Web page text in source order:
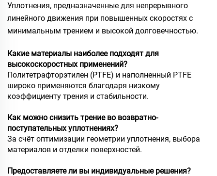
Уплотнения, предназначенные для непрерывного
линейного движения при повышенных скоростях с
минимальным трением и высокой долговечностью.
Какие материалы наиболее подходят для
высокоскоростных применений?
Политетрафторэтилен (PTFE) и наполненный PTFE
широко применяются благодаря низкому
коэффициенту трения и стабильности.
Как можно снизить трение во возвратно-
поступательных уплотнениях?
За счёт оптимизации геометрии уплотнения, выбора
материалов и отделки поверхностей.
Предоставляете ли вы индивидуальные решения?